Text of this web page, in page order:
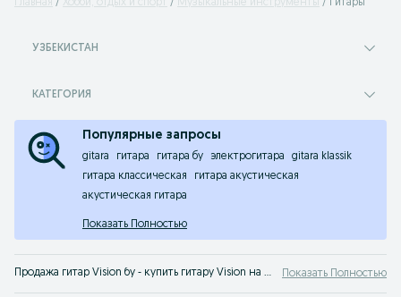
Главная Хобби, отдых и спорт Музыкальные инструменты Гитары
УЗБЕКИСТАН
КАТЕГОРИЯ
Популярные запросы
gitara гитара гитара бу электрогитара
gitara klassik
гитара классическая
гитара акустическая
акустическая гитара
Показать Полностью
Продажа гитар Vision бу - купить гитару Vision на сервисе объявлений OLX.uz Узбекистан. Покупай недорогие гитары у нас - лучшие цены на OLX! Показать Полностью